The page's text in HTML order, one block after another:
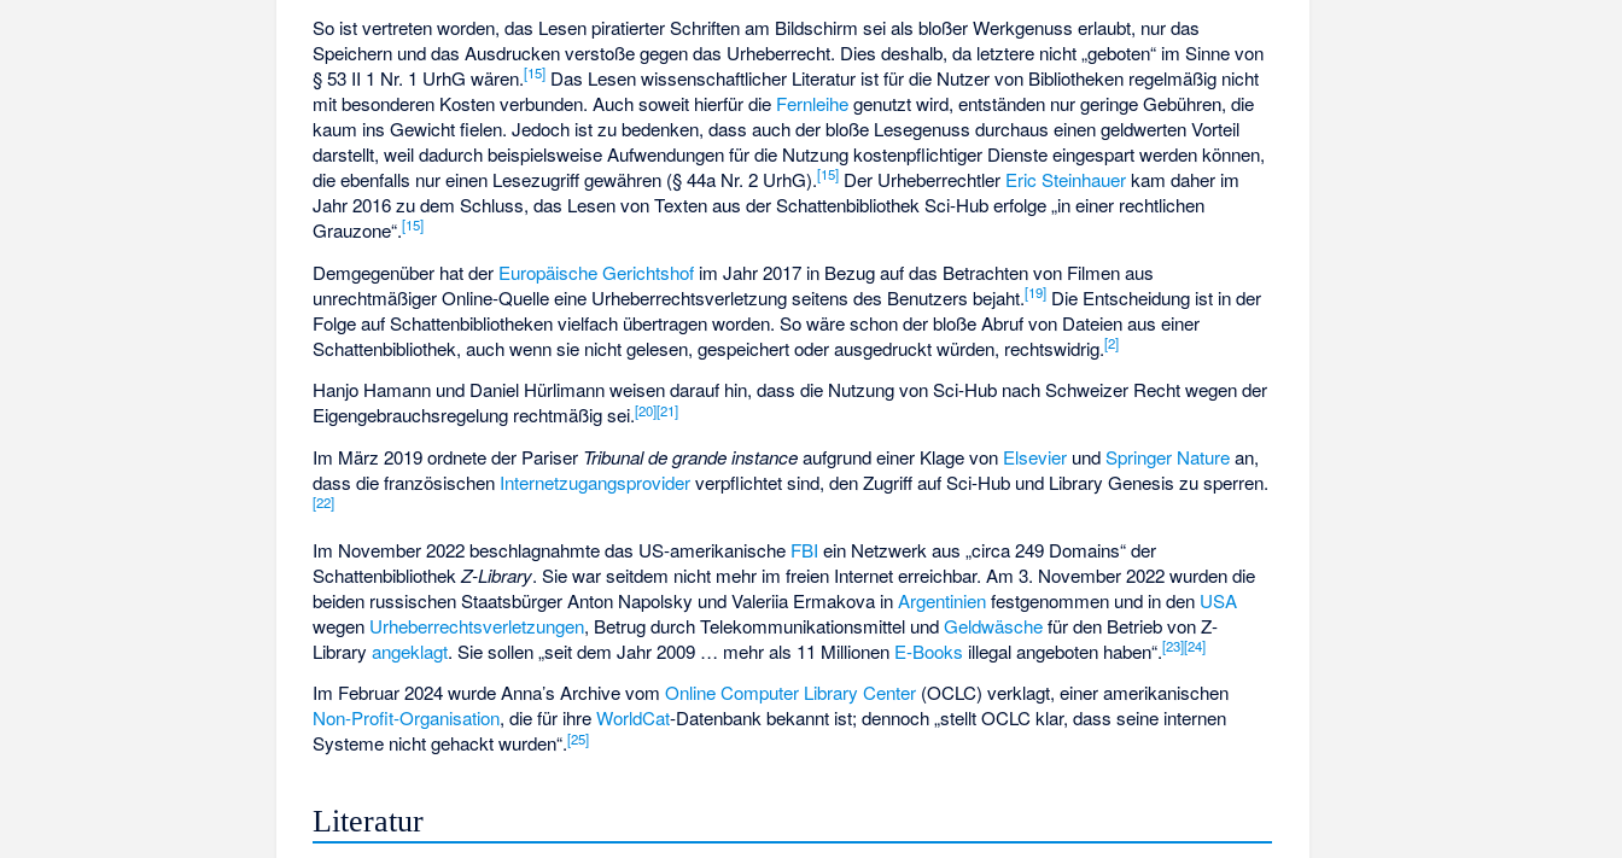
So ist vertreten worden, das Lesen piratierter Schriften am Bildschirm sei als bloßer Werkgenuss erlaubt, nur das
Speichern und das Ausdrucken verstoße gegen das Urheberrecht. Dies deshalb, da letztere nicht „geboten“ im Sinne von
§ 53 II 1 Nr. 1 UrhG wären.[15] Das Lesen wissenschaftlicher Literatur ist für die Nutzer von Bibliotheken regelmäßig nicht
mit besonderen Kosten verbunden. Auch soweit hierfür die Fernleihegenutzt wird, entständen nur geringe Gebühren, die
kaum ins Gewicht fielen. Jedoch ist zu bedenken, dass auch der bloße Lesegenuss durchaus einen geldwerten Vorteil
darstellt, weil dadurch beispielsweise Aufwendungen für die Nutzung kostenpflichtiger Dienste eingespart werden können,
die ebenfalls nur einen Lesezugriff gewähren (§ 44a Nr. 2 UrhG).[15] Der Urheberrechtler Eric Steinhauerkam daher im
Jahr 2016 zu dem Schluss, das Lesen von Texten aus der Schattenbibliothek Sci-Hub erfolge „in einer rechtlichen
Grauzone“.[15]
Demgegenüber hat der Europäische Gerichtshof im Jahr 2017 in Bezug auf das Betrachten von Filmen aus
unrechtmäßiger Online-Quelle eine Urheberrechtsverletzung seitens des Benutzers bejaht.[19] Die Entscheidung ist in der
Folge auf Schattenbibliotheken vielfach übertragen worden. So wäre schon der bloße Abruf von Dateien aus einer
Schattenbibliothek, auch wenn sie nicht gelesen, gespeichert oder ausgedruckt würden, rechtswidrig.[2]
Hanjo Hamann und Daniel Hürlimann weisen darauf hin, dass die Nutzung von Sci-Hub nach Schweizer Recht wegen der
Eigengebrauchsregelung rechtmäßig sei.[20][21]
Im März 2019 ordnete der Pariser Tribunal de grande instanceaufgrund einer Klage von Elsevier undSpringer Naturean,
dass die französischen Internetzugangsproviderverpflichtet sind, den Zugriff auf Sci-Hub und Library Genesis zu sperren.
[22]
Im November 2022 beschlagnahmte das US-amerikanische FBI ein Netzwerk aus „circa 249 Domains“ der
SchattenbibliothekZ-Library. Sie war seitdem nicht mehr im freien Internet erreichbar. Am 3. November 2022 wurden die
beiden russischen Staatsbürger Anton Napolsky und Valeriia Ermakova inArgentinienfestgenommen und in den USA
wegen Urheberrechtsverletzungen, Betrug durch Telekommunikationsmittel undGeldwäschefür den Betrieb von Z-
Libraryangeklagt. Sie sollen „seit dem Jahr 2009 … mehr als 11 Millionen E-Books illegal angeboten haben“.[23][24]
Im Februar 2024 wurde Anna’s Archive vomOnline Computer Library Center (OCLC) verklagt, einer amerikanischen
Non-Profit-Organisation, die für ihreWorldCat-Datenbank bekannt ist; dennoch „stellt OCLC klar, dass seine internen
Systeme nicht gehackt wurden“.[25]
Literatur